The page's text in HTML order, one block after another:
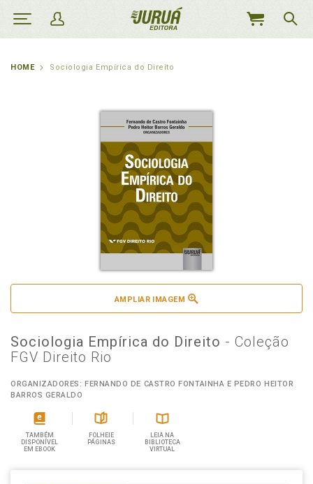
MEU
HOME Sociologia Empírica do Direito
AMPLIAR IMAGEM
Sociologia Empírica do Direito - Coleção
FGV Direito Rio
ORGANIZADORES: FERNANDO DE CASTRO FONTAINHA E PEDRO HEITOR
BARROS GERALDO
TAMBÉM
DISPONÍVEL
EM EBOOK
FOLHEIE
PÁGINAS
LEIA NA
BIBLIOTECA
VIRTUAL